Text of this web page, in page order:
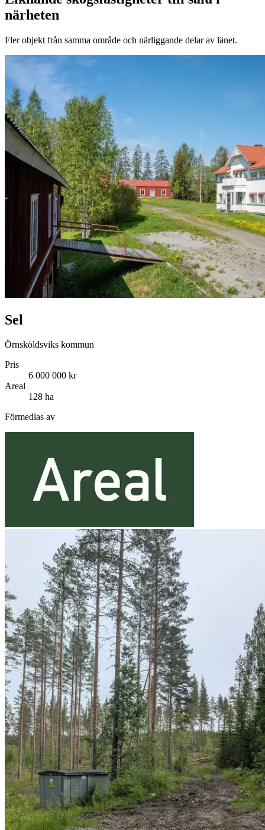
närheten
Fler objekt från samma område och närliggande delar av länet.
Sel
Örnsköldsviks kommun
Pris
6 000 000 kr
Areal
128 ha
Förmedlas av